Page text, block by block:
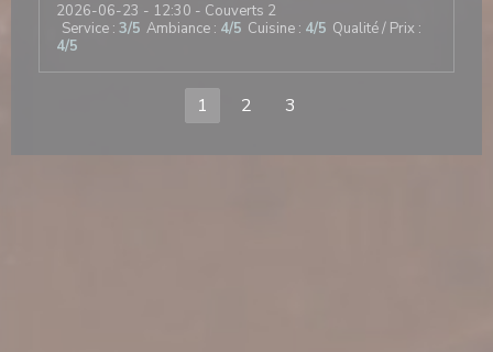
2026-06-23 - 12:30 - Couverts 2
Service : 3/5 Ambiance : 4/5 Cuisine : 4/5 Qualité / Prix :
4/5
1 2 3